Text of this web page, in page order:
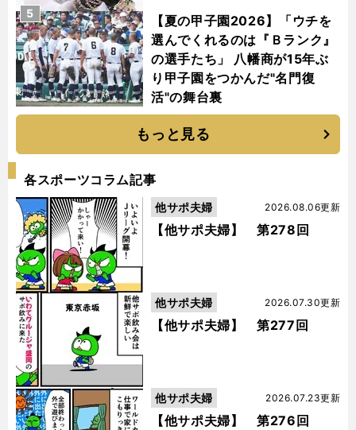
【夏の甲子園2026】「ウチを
選んでくれるのは『Ｂランク』
の選手たち」 八幡商が15年ぶ
り甲子園をつかんだ"名門復
活"の舞台裏
5
もっと見る
各スポーツコラム記事
【他サポ夫婦】 第278回
2026.08.06更新
他サポ夫婦
【他サポ夫婦】 第277回
2026.07.30更新
他サポ夫婦
【他サポ夫婦】 第276回
2026.07.23更新
他サポ夫婦